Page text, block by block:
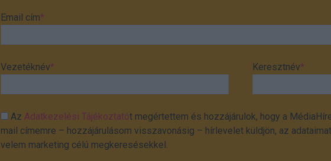
Email cím*
Vezetéknév* Keresztnév*
Az Adatkezelési Tájékoztatót megértettem és hozzájárulok, hogy a
mail címemre – hozzájárulásom visszavonásig – hírlevelet küldjön, az
velem marketing célú megkeresésekkel.